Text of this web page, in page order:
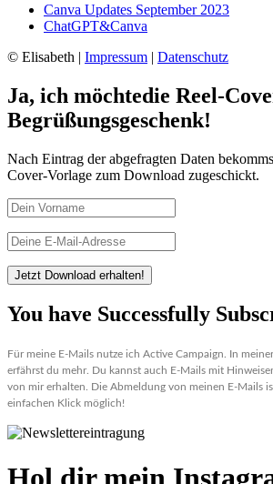
Canva Updates September 2023
ChatGPT&Canva
© Elisabeth | Impressum | Datenschutz
Ja, ich möchtedie Reel-
Begrüßungsgeschenk!
Nach Eintrag der abgefragten Daten
Cover-Vorlage zum Download zugeschickt.
Jetzt Download erhalten!
You have Successfully
Für meine E-Mails nutze ich Active Campaign. In
erfährst du mehr. Du kannst auch E-Mails mit
von mir erhalten. Die Abmeldung von meinen E-Mails
einfachen Klick möglich!